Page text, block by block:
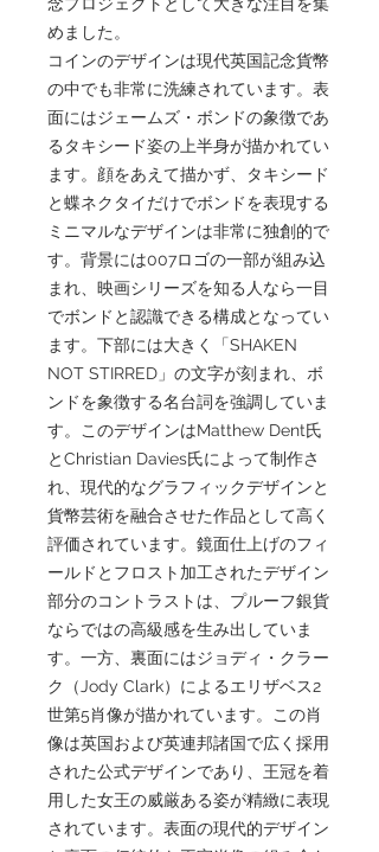
めました。
コインのデザインは現代英国記念貨幣
の中でも非常に洗練されています。表
面にはジェームズ・ボンドの象徴であ
るタキシード姿の上半身が描かれてい
ます。顔をあえて描かず、タキシード
と蝶ネクタイだけでボンドを表現する
ミニマルなデザインは非常に独創的で
す。背景には007ロゴの一部が組み込
まれ、映画シリーズを知る人なら一目
でボンドと認識できる構成となってい
ます。下部には大きく「SHAKEN
NOT STIRRED」の文字が刻まれ、ボ
ンドを象徴する名台詞を強調していま
す。このデザインはMatthew Dent氏
とChristian Davies氏によって制作さ
れ、現代的なグラフィックデザインと
貨幣芸術を融合させた作品として高く
評価されています。鏡面仕上げのフィ
ールドとフロスト加工されたデザイン
部分のコントラストは、プルーフ銀貨
ならではの高級感を生み出していま
す。一方、裏面にはジョディ・クラー
ク（Jody Clark）によるエリザベス2
世第5肖像が描かれています。この肖
像は英国および英連邦諸国で広く採用
された公式デザインであり、王冠を着
用した女王の威厳ある姿が精緻に表現
されています。表面の現代的デザイン